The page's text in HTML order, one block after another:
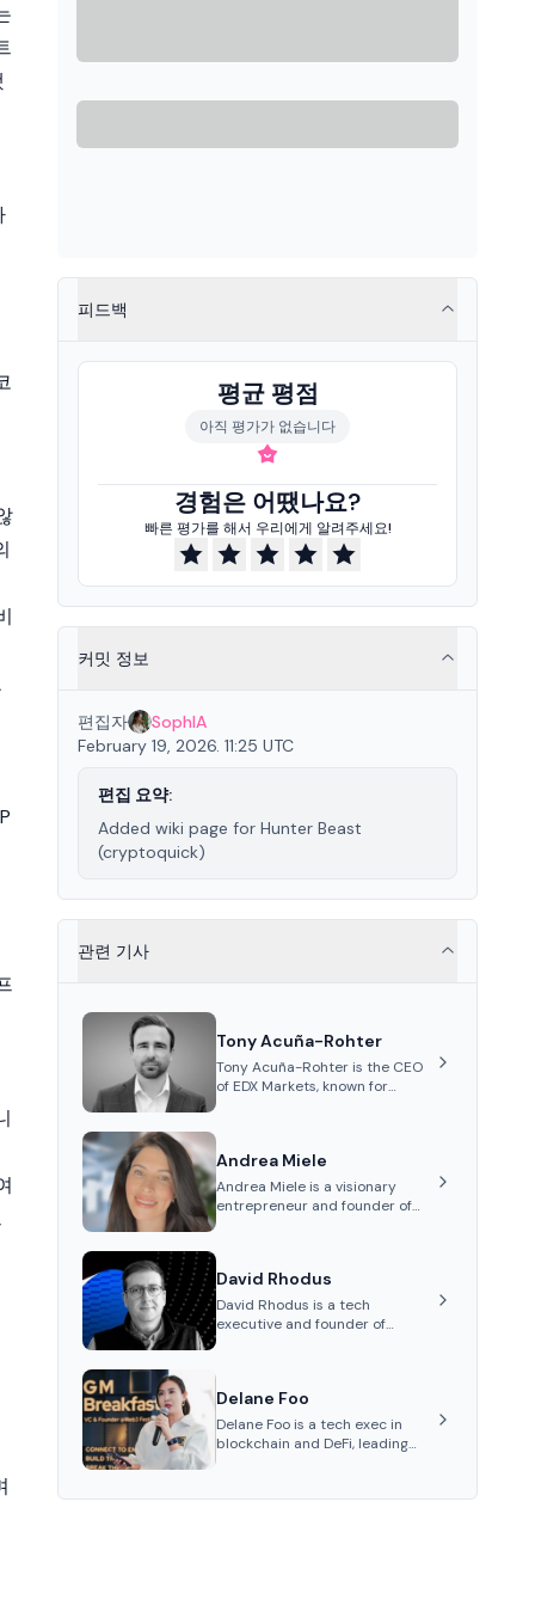
피드백
평균 평점
아직 평가가 없습니다
경험은 어땠나요?
빠른 평가를 해서 우리에게 알려주세요!
커밋 정보
편집자
SophIA
February 19, 2026. 11:25 UTC
편집 요약:
Added wiki page for Hunter Beast
(cryptoquick)
관련 기사
Tony Acuña-Rohter
Tony Acuña-Rohter is the CEO
of EDX Markets, known for
after roles at CME Group and
Cboe Digital—he emphasizes
integrating crypto markets with
traditional finance.
Andrea Miele
Andrea Miele is a visionary
entrepreneur and founder of
collectibles market.
David Rhodus
David Rhodus is a tech
executive and founder of
payments, and decentralized
infrastructure.
Delane Foo
Delane Foo is a tech exec in
blockchain and DeFi, leading